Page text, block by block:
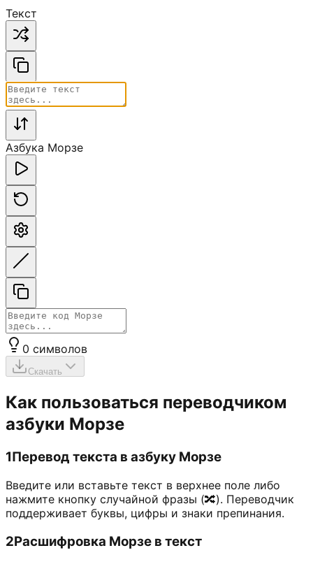
Текст
Азбука Морзе
0 символов
Скачать
Как пользоваться переводчиком
азбуки Морзе
1Перевод текста в азбуку Морзе
Введите или вставьте текст в верхнее поле либо
нажмите кнопку случайной фразы (🔀). Переводчик
поддерживает буквы, цифры и знаки препинания.
2Расшифровка Морзе в текст